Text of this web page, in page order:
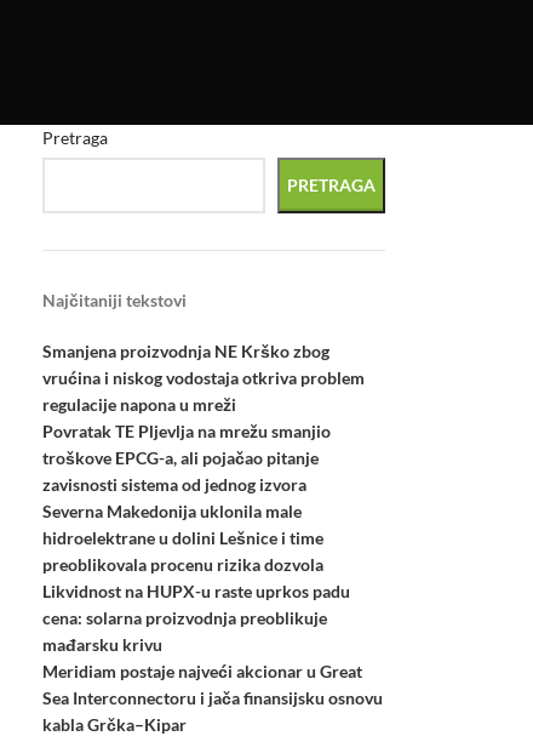
Pretraga
PRETRAGA
Najčitaniji tekstovi
Smanjena proizvodnja NE Krško zbog
vrućina i niskog vodostaja otkriva problem
regulacije napona u mreži
Povratak TE Pljevlja na mrežu smanjio
troškove EPCG-a, ali pojačao pitanje
zavisnosti sistema od jednog izvora
Severna Makedonija uklonila male
hidroelektrane u dolini Lešnice i time
preoblikovala procenu rizika dozvola
Likvidnost na HUPX-u raste uprkos padu
cena: solarna proizvodnja preoblikuje
mađarsku krivu
Meridiam postaje najveći akcionar u Great
Sea Interconnectoru i jača finansijsku osnovu
kabla Grčka–Kipar